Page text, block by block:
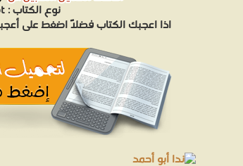
نوع الكتاب :
اذا اعجبك الكتاب فضلاً اضغط على